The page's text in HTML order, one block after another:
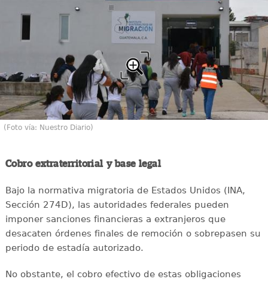
(Foto vía: Nuestro Diario)
Cobro extraterritorial y base legal
Bajo la normativa migratoria de Estados Unidos (INA,
Sección 274D), las autoridades federales pueden
imponer sanciones financieras a extranjeros que
desacaten órdenes finales de remoción o sobrepasen su
periodo de estadía autorizado.
No obstante, el cobro efectivo de estas obligaciones